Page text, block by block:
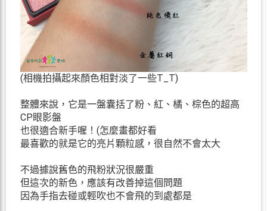
(相機拍攝起來顏色相對淡了一些T_T)
整體來說，它是一盤囊括了粉、紅、橘、棕色的超高
CP眼影盤
也很適合新手喔！(怎麼畫都好看
最喜歡的就是它的亮片顆粒感，很自然不會太大
不過據說舊色的飛粉狀況很嚴重
但這次的新色，應該有改善掉這個問題
因為手指去碰或輕吹也不會飛的到處都是